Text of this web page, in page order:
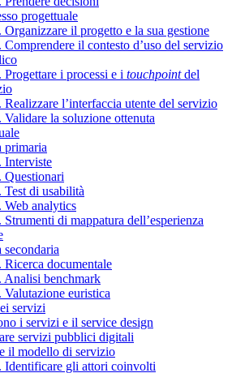
progettuale
Organizzare il progetto e la sua gestione
Comprendere il contesto d’uso del servizio
Progettare i processi e i touchpointdel
Realizzare l’interfaccia utente del servizio
Validare la soluzione ottenuta
primaria
Interviste
Questionari
Test di usabilità
Web analytics
Strumenti di mappatura dell’esperienza
Ricerca documentale
Analisi benchmark
Valutazione euristica
servizi
i servizi e il service design
servizi pubblici digitali
il modello di servizio
Identificare gli attori coinvolti